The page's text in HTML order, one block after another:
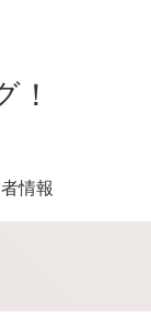
！
情報